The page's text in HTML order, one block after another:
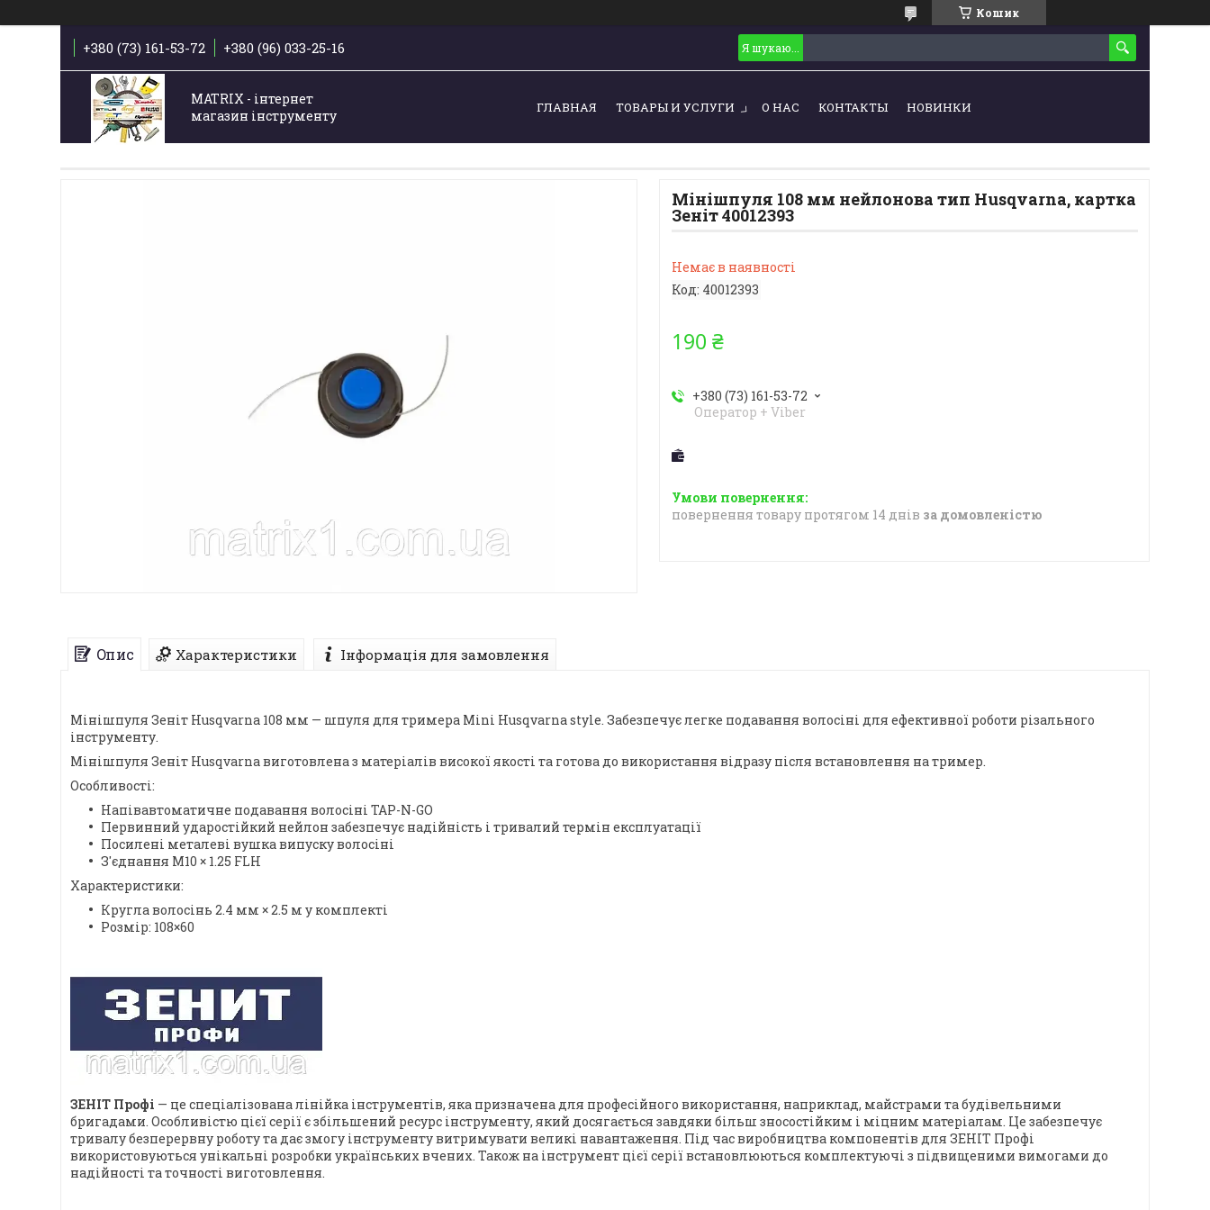
Кошик
+380 (73) 161-53-72 +380 (96) 033-25-16
MATRIX - інтернет
магазин інструменту
ГЛАВНАЯ ТОВАРЫ И УСЛУГИ О НАС КОНТАКТЫ НОВИНКИ
Мінішпуля 108 мм нейлонова тип Husqvarna, картка
Зеніт 40012393
Немає в наявності
Код: 40012393
190 ₴
+380 (73) 161-53-72
Оператор + Viber
повернення товару протягом 14 днів за домовленістю
Опис Характеристики Інформація для замовлення
Мінішпуля Зеніт Husqvarna 108 мм — шпуля для тримера Mini Husqvarna style. Забезпечує легке подавання волосіні для ефективної роботи різального
інструменту.
Мінішпуля Зеніт Husqvarna виготовлена з матеріалів високої якості та готова до використання відразу після встановлення на тример.
Особливості:
Напівавтоматичне подавання волосіні TAP-N-GO
Первинний ударостійкий нейлон забезпечує надійність і тривалий термін експлуатації
Посилені металеві вушка випуску волосіні
З'єднання М10 × 1.25 FLH
Характеристики:
Кругла волосінь 2.4 мм × 2.5 м у комплекті
Розмір: 108×60
ЗЕНІТ Профі — це спеціалізована лінійка інструментів, яка призначена для професійного використання, наприклад, майстрами та будівельними
бригадами. Особливістю цієї серії є збільшений ресурс інструменту, який досягається завдяки більш зносостійким і міцним матеріалам. Це забезпечує
тривалу безперервну роботу та дає змогу інструменту витримувати великі навантаження. Під час виробництва компонентів для ЗЕНІТ Профі
використовуються унікальні розробки українських вчених. Також на інструмент цієї серії встановлюються комплектуючі з підвищеними вимогами до
надійності та точності виготовлення.